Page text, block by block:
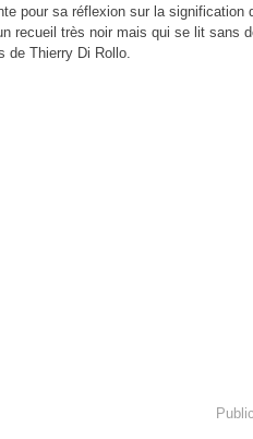
pour sa réflexion sur la signification
recueil très noir mais qui se lit sans
de Thierry Di Rollo.